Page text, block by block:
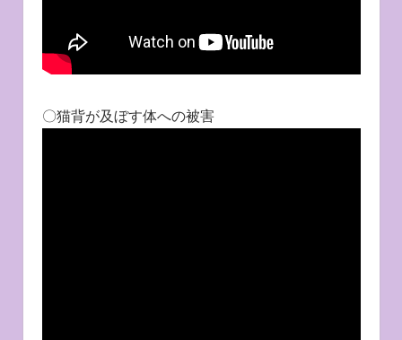
〇猫背が及ぼす体への被害